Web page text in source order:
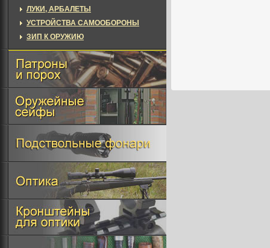
ЛУКИ, АРБАЛЕТЫ
УСТРОЙСТВА САМООБОРОНЫ
ЗИП К ОРУЖИЮ